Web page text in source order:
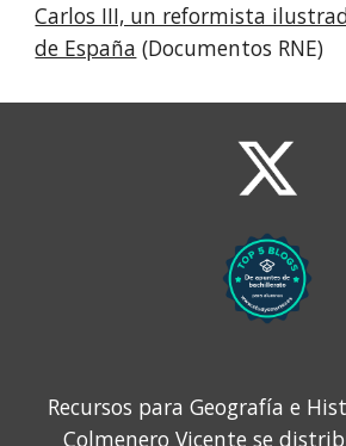
Carlos III, un reformista
de España (Documentos RNE)
Recursos para Geografía e
Colmenero Vicente se